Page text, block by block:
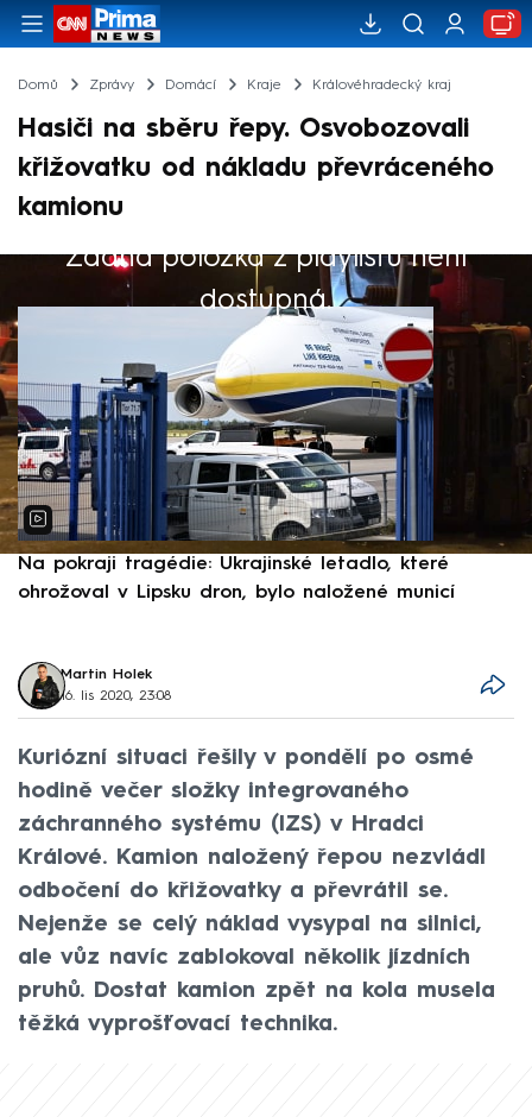
Domů Zprávy Domácí Kraje Královéhradecký kraj
Hasiči na sběru řepy. Osvobozovali
křižovatku od nákladu převráceného
kamionu
Žádná položka z playlistu není
dostupná.
Výběr redakce
Na pokraji tragédie: Ukrajinské letadlo, které
ohrožoval v Lipsku dron, bylo naložené municí
Martin Holek
16. lis 2020, 23:08
Kuriózní situaci řešily v pondělí po osmé
hodině večer složky integrovaného
záchranného systému (IZS) v Hradci
Králové. Kamion naložený řepou nezvládl
odbočení do křižovatky a převrátil se.
Nejenže se celý náklad vysypal na silnici,
ale vůz navíc zablokoval několik jízdních
pruhů. Dostat kamion zpět na kola musela
těžká vyprošťovací technika.